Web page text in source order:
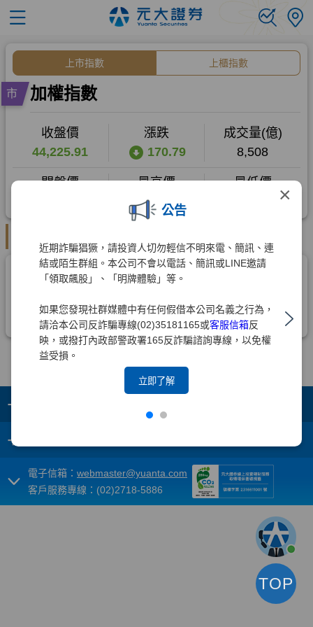
×
公告
近期詐騙猖獗，請投資人切勿輕信不明來電、簡訊、連
結或陌生群組。本公司不會以電話、簡訊或LINE邀請
「領取飆股」、「明牌體驗」等。
如果您發現社群媒體中有任何假借本公司名義之行為，
請洽本公司反詐騙專線(02)35181165或客服信箱反
映，或撥打內政部警政署165反詐騙諮詢專線，以免權
益受損。
立即了解
+
+
電子信箱： webmaster@yuanta.com
客戶服務專線：(02)2718-5886
TOP